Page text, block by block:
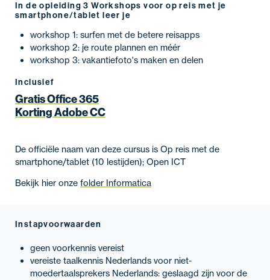
In de opleiding 3 Workshops voor op reis met je
smartphone/tablet leer je
workshop 1: surfen met de betere reisapps
workshop 2: je route plannen en méér
workshop 3: vakantiefoto's maken en delen
Inclusief
Gratis Office 365
Korting Adobe CC
De officiële naam van deze cursus is Op reis met de
smartphone/tablet (10 lestijden); Open ICT
Bekijk hier onze folder Informatica
Instapvoorwaarden
geen voorkennis vereist
vereiste taalkennis Nederlands voor niet-
moedertaalsprekers Nederlands: geslaagd zijn voor de